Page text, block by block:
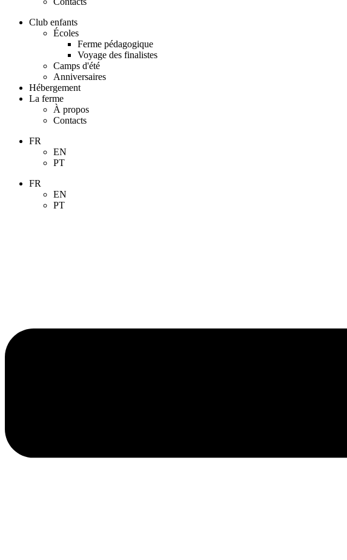
Club enfants
Écoles
Ferme pédagogique
Voyage des finalistes
Camps d'été
Anniversaires
Hébergement
La ferme
À propos
Contacts
FR
EN
PT
FR
EN
PT